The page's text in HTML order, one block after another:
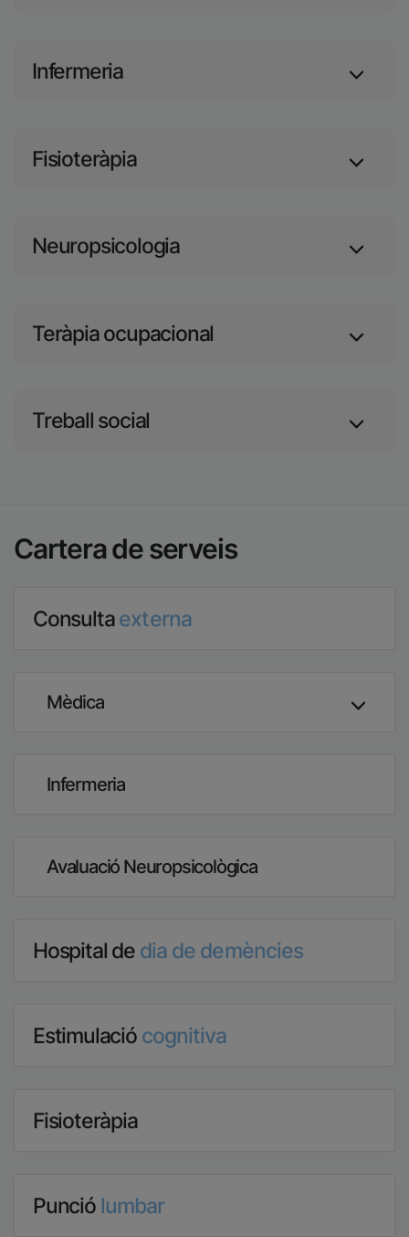
Infermeria
Fisioteràpia
Neuropsicologia
Teràpia ocupacional
Treball social
Cartera de serveis
Consultaexterna
Mèdica
Infermeria
Avaluació Neuropsicològica
Hospital de dia de demències
Estimulació cognitiva
Fisioteràpia
Punció lumbar